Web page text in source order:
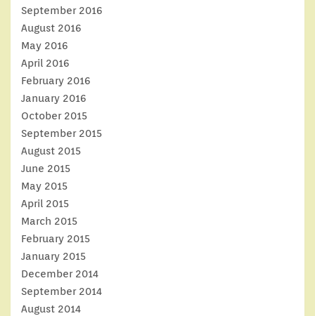
September 2016
August 2016
May 2016
April 2016
February 2016
January 2016
October 2015
September 2015
August 2015
June 2015
May 2015
April 2015
March 2015
February 2015
January 2015
December 2014
September 2014
August 2014